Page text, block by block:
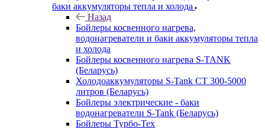
баки аккумуляторы тепла и холода
Назад
Бойлеры косвенного нагрева,
водонагреватели и баки аккумуляторы тепла
и холода
Бойлеры косвенного нагрева S-TANK
(Беларусь)
Холодоаккумуляторы S-Tank СТ 300-5000
литров (Беларусь)
Бойлеры электрические - баки
водонагреватели S-Tank (Беларусь)
Бойлеры Турбо-Тех